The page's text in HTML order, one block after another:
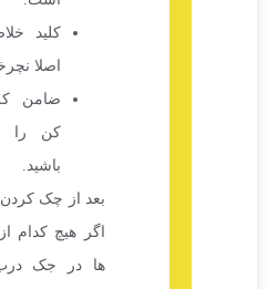
کلید خلاص کن را
ضامن کلید خلاص
کن را برنگردانده
بعد از چک کردن این موارد
اگر هیچ کدام از این عیب
ها در جک درب پارکینگ